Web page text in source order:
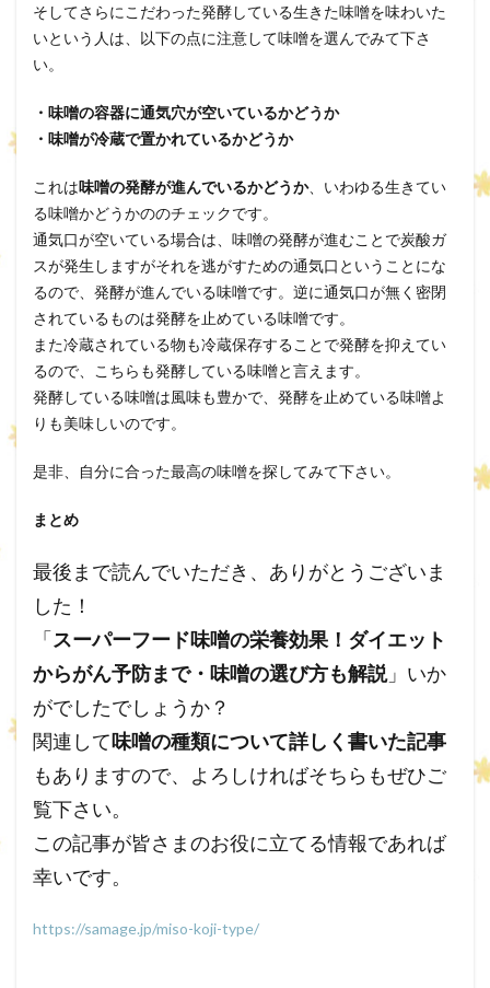
そしてさらにこだわった発酵している生きた味噌を味わいた
いという人は、以下の点に注意して味噌を選んでみて下さ
い。
・味噌の容器に通気穴が空いているかどうか
・味噌が冷蔵で置かれているかどうか
これは味噌の発酵が進んでいるかどうか、いわゆる生きてい
る味噌かどうかののチェックです。
通気口が空いている場合は、味噌の発酵が進むことで炭酸ガ
スが発生しますがそれを逃がすための通気口ということにな
るので、発酵が進んでいる味噌です。逆に通気口が無く密閉
されているものは発酵を止めている味噌です。
また冷蔵されている物も冷蔵保存することで発酵を抑えてい
るので、こちらも発酵している味噌と言えます。
発酵している味噌は風味も豊かで、発酵を止めている味噌よ
りも美味しいのです。
是非、自分に合った最高の味噌を探してみて下さい。
まとめ
最後まで読んでいただき、ありがとうございま
した！
「スーパーフード味噌の栄養効果！ダイエット
からがん予防まで・味噌の選び方も解説」いか
がでしたでしょうか？
関連して味噌の種類について詳しく書いた記事
もありますので、よろしければそちらもぜひご
覧下さい。
この記事が皆さまのお役に立てる情報であれば
幸いです。
https://samage.jp/miso-koji-type/